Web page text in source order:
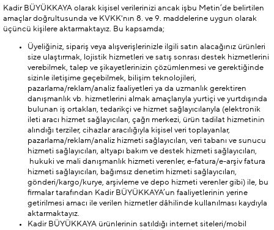
Kadir BÜYÜKKAYA olarak kişisel verilerinizi ancak işbu Metin’de belirtilen
amaçlar doğrultusunda ve KVKK'nın 8. ve 9. maddelerine uygun olarak
üçüncü kişilere aktarmaktayız. Bu kapsamda;
Üyeliğiniz, sipariş veya alışverişlerinizle ilgili satın alacağınız ürünleri
size ulaştırmak, lojistik hizmetleri ve satış sonrası destek hizmetlerini
verebilmek, talep ve şikayetlerinizin çözümlenmesi ve gerektiğinde
sizinle iletişime geçebilmek, bilişim teknolojileri,
pazarlama/reklam/analiz faaliyetleri ya da uzmanlık gerektiren
danışmanlık vb. hizmetlerini almak amaçlarıyla yurtiçi ve yurtdışında
bulunan iş ortakları, tedarikçi ve hizmet sağlayıcılarıyla (elektronik
ileti aracı hizmet sağlayıcıları, çağrı merkezi, ürün tadilat hizmetinin
alındığı terziler, cihazlar aracılığıyla kişisel veri toplayanlar,
pazarlama/reklam/analiz hizmeti sağlayıcıları, veri tabanı ve sunucu
hizmeti sağlayıcıları, altyapı bakım ve destek hizmeti sağlayıcıları,
hukuki ve mali danışmanlık hizmeti verenler, e-fatura/e-arşiv fatura
hizmeti sağlayıcıları, bağımsız denetim hizmeti sağlayıcıları,
gönderi/kargo/kurye, arşivleme ve depo hizmeti verenler gibi) ile, bu
firmalar tarafından Kadir BÜYÜKKAYA’un faaliyetlerinin yerine
getirilmesi amacı ile verilen hizmetler dâhilinde kullanılması kaydıyla
aktarmaktayız.
Kadir BÜYÜKKAYA ürünlerinin satıldığı internet siteleri/mobil